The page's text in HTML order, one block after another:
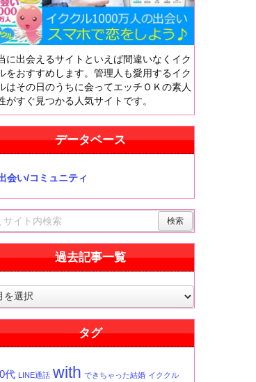
に出会えるサイトといえば間違いなくイク
をおすすめします。管理人も愛用するイク
はその日のうちに会ってエッチＯＫの素人
がすぐ見つかる人気サイトです。
データベース
会い/コミュニティ
過去記事一覧
タグ
代 LINE通話 with できちゃった結婚 イククル